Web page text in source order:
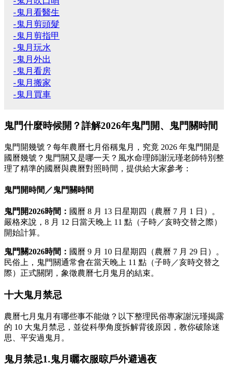
-鬼月看醫生
-鬼月剪頭髮
-鬼月剪指甲
-鬼月玩水
-鬼月外出
-鬼月看房
-鬼月搬家
-鬼月買車
鬼門什麼時候開？詳解2026年鬼門開、鬼門關時間
鬼門開幾號？每年農曆七月俗稱鬼月，究竟 2026 年鬼門開是
國曆幾號？鬼門關又是哪一天？風水命理師謝沅瑾老師特別整
理了精準的國曆與農曆對照時間，提供給大家參考：
鬼門開時間／鬼門關時間
鬼門開2026時間： 國曆 8 月 13 日星期四（農曆 7 月 1 日）。
嚴格來說，8 月 12 日當天晚上 11 點（子時／亥時交替之際）
開始計算。
鬼門關2026時間： 國曆 9 月 10 日星期四（農曆 7 月 29 日）。
民俗上，鬼門關通常會在當天晚上 11 點（子時／亥時交替之
際）正式關閉，象徵農曆七月鬼月的結束。
十大鬼月禁忌
農曆七月鬼月有哪些事不能做？以下整理民俗專家謝沅瑾揭露
的 10 大鬼月禁忌，並從科學角度拆解背後原因，教你破除迷
思、平安過鬼月。
鬼月禁忌1.鬼月曬衣服晾戶外避過夜